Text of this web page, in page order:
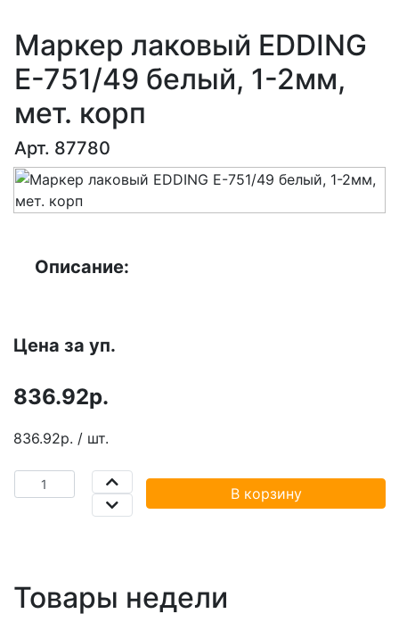
Маркер лаковый EDDING
E-751/49 белый, 1-2мм,
мет. корп
Арт. 87780
Описание:
Цена за уп.
836.92р.
836.92р. / шт.
В корзину
Товары недели